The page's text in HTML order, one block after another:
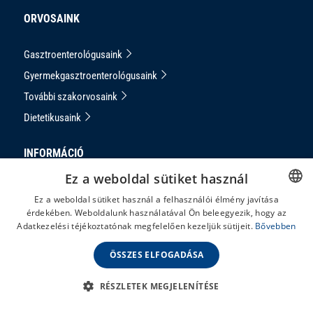
ORVOSAINK
Gasztroenterológusaink
Gyermekgasztroenterológusaink
További szakorvosaink
Dietetikusaink
INFORMÁCIÓ
Impresszum
Panaszkezelés
HUNGARIAN
Ez a weboldal sütiket használ
Ez a weboldal sütiket használ a felhasználói élmény javítása
érdekében. Weboldalunk használatával Ön beleegyezik, hogy az
Adatkezelési téjékoztatónak megfelelően kezeljük sütijeit. Bővebben
ÖSSZES ELFOGADÁSA
RÉSZLETEK MEGJELENÍTÉSE